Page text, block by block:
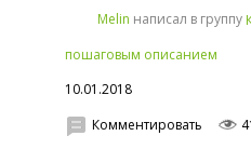
Melin написал в группу
пошаговым описанием
10.01.2018
Комментировать